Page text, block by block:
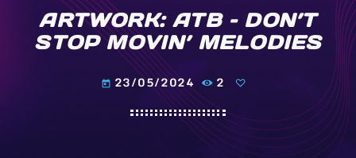
ARTWORK: ATB – DON’T
STOP MOVIN’ MELODIES
today 23/05/2024 2